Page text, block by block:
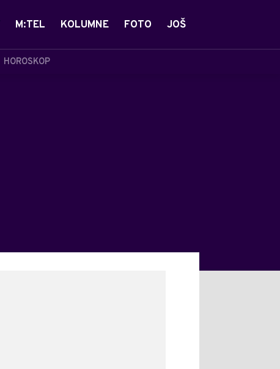
HOROSKOP
M:TEL KOLUMNE FOTO JOŠ